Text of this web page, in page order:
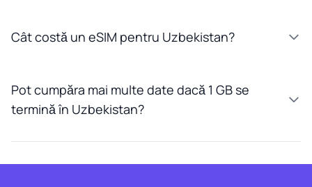
Cât costă un eSIM pentru Uzbekistan?
Pot cumpăra mai multe date dacă 1 GB se
termină în Uzbekistan?